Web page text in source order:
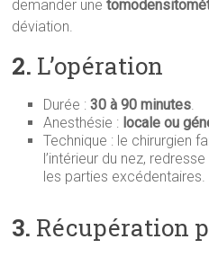
demander une
déviation.
2. L’opération
Durée :30 à 90 minutes.
Anesthésie : locale ou
Technique : le chirurgien
l’intérieur du nez,
les parties excédentaires.
3. Récupération